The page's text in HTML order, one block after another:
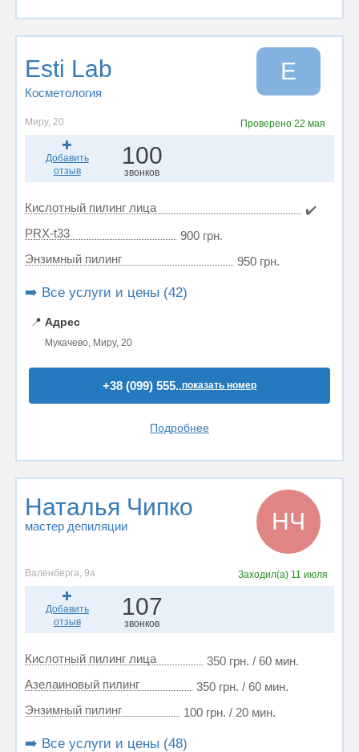
Esti Lab
Косметология
E
Миру, 20 Проверено 22 мая
Добавить
отзыв
100
звонков
Кислотный пилинг лица
✔️
PRX-t33
900 грн.
Энзимный пилинг
950 грн.
➡️ Все услуги и цены (42)
📍 Адрес
Мукачево, Миру, 20
+38 (099) 555..показать номер
Подробнее
Наталья Чипко
мастер депиляции НЧ
Валенберга, 9а Заходил(а) 11 июля
Добавить
отзыв
107
звонков
Кислотный пилинг лица
350 грн. / 60 мин.
Азелаиновый пилинг
350 грн. / 60 мин.
Энзимный пилинг
100 грн. / 20 мин.
➡️ Все услуги и цены (48)